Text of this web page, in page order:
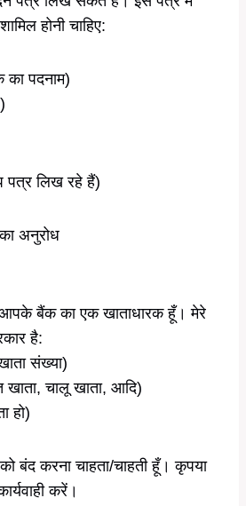
होनी चाहिए:
का पदनाम)
पत्र लिख रहे हैं)
अनुरोध
बैंक का एक खाताधारक हूँ। मेरे
है:
संख्या)
चालू खाता, आदि)
हो)
बंद करना चाहता/चाहती हूँ। कृपया
करें।